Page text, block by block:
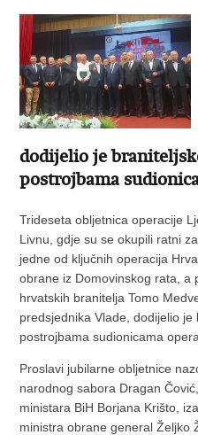
dodijelio je
postrojbama
Trideseta obljetnica operacije
Livnu, gdje su se okupili ratni
jedne od ključnih operacija
obrane iz Domovinskog rata, a
hrvatskih branitelja Tomo
predsjednika Vlade, dodijelio je
postrojbama sudionicama
Proslavi jubilarne obljetnice
narodnog sabora Dragan
ministara BiH Borjana Krišto,
ministra obrane general Željko